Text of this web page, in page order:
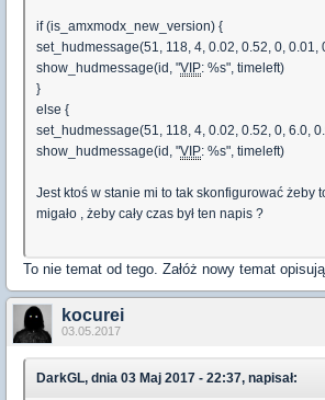
if (is_amxmodx_new_version) {
set_hudmessage(51, 118, 4, 0.02, 0.52, 0, 0.01,
show_hudmessage(id, "VIP: %s", timeleft)
}
else {
set_hudmessage(51, 118, 4, 0.02, 0.52, 0, 6.0,
show_hudmessage(id, "VIP: %s", timeleft)
Jest ktoś w stanie mi to tak skonfigurować żeby
migało , żeby cały czas był ten napis ?
To nie temat od tego. Załóż nowy temat
kocurei
03.05.2017
DarkGL, dnia 03 Maj 2017 - 22:37, napisał: